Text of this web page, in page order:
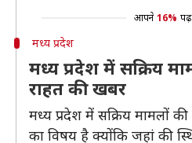
आपने 16% पढ़
मध्य प्रदेश
मध्य प्रदेश में सक्रिय
राहत की खबर
मध्य प्रदेश में सक्रिय मामलों
का विषय है क्योंकि जहां की